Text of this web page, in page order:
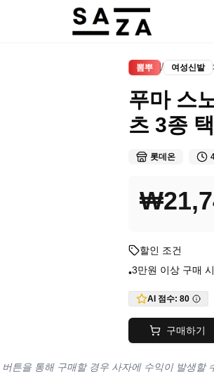
뽐뿌 / 여성신발
푸마 스
츠 3종
롯데온
할인 조건
•3만원 이상 구매
AI 점수: 80
구매하기
버튼을 통해 구매할 경우 사자에 수익이 발생할